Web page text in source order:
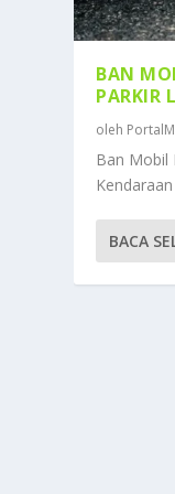
BAN
PARKIR
oleh
Ban Mobil
BACA